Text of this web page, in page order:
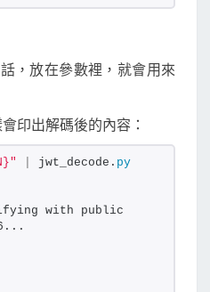
，放在參數裡，就會用來
印出解碼後的內容：
jwt_decode. py
with public